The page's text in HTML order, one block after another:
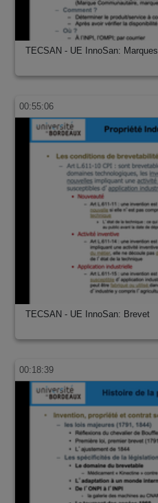
TECSAN - UE InnoSan: Marques
00:55:06
TECSAN - UE InnoSan: Brevet
00:18:39